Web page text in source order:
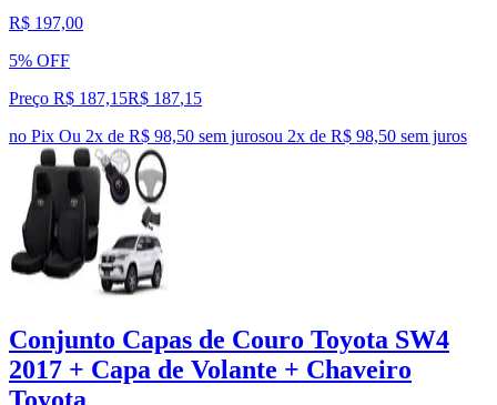
R$ 197,00
5% OFF
Preço R$ 187,15R$ 187,15
no Pix Ou 2x de R$ 98,50 sem jurosou 2x de R$ 98,50 sem juros
Conjunto Capas de Couro Toyota SW4
2017 + Capa de Volante + Chaveiro
Toyota